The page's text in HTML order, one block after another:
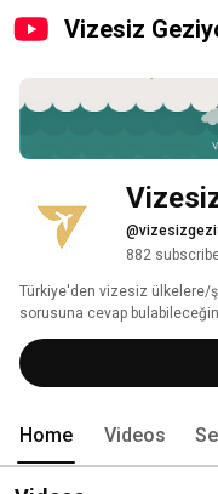
Vizesiz
882
Türkiye'den vizesiz ülkelere/
sorusuna cevap
aldığı video kanalı!
Home Videos